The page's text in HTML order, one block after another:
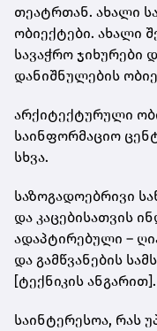
თეატრთან. ახალი
ობიექტები. ახალი
სავაჭრო ჯიხურები
დანიშნულების
არქიტექტურული
საინფორმაციო
სხვა.
საზოგადოებრივი
და კაცებისათვის
ადაპტირებული –
და გამწვანების
[ტექნიკის ანგარით].
საინტერესოა, რას